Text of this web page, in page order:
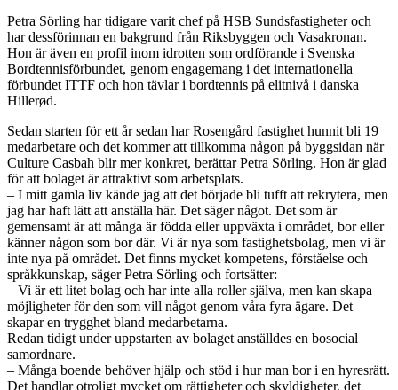
Petra Sörling har tidigare varit chef på HSB Sundsfastigheter och
har dessförinnan en bakgrund från Riksbyggen och Vasakronan.
Hon är även en profil inom idrotten som ordförande i Svenska
Bordtennisförbundet, genom engagemang i det internationella
förbundet ITTF och hon tävlar i bordtennis på elitnivå i danska
Hillerød.
Sedan starten för ett år sedan har Rosengård fastighet hunnit bli 19
medarbetare och det kommer att tillkomma någon på byggsidan när
Culture Casbah blir mer konkret, berättar Petra Sörling. Hon är glad
för att bolaget är attraktivt som arbetsplats.
– I mitt gamla liv kände jag att det började bli tufft att rekrytera, men
jag har haft lätt att anställa här. Det säger något. Det som är
gemensamt är att många är födda eller uppväxta i området, bor eller
känner någon som bor där. Vi är nya som fastighetsbolag, men vi är
inte nya på området. Det finns mycket kompetens, förståelse och
språkkunskap, säger Petra Sörling och fortsätter:
– Vi är ett litet bolag och har inte alla roller själva, men kan skapa
möjligheter för den som vill något genom våra fyra ägare. Det
skapar en trygghet bland medarbetarna.
Redan tidigt under uppstarten av bolaget anställdes en bosocial
samordnare.
– Många boende behöver hjälp och stöd i hur man bor i en hyresrätt.
Det handlar otroligt mycket om rättigheter och skyldigheter, det